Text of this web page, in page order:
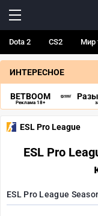
Dota 2 CS2 Мир
ИНТЕРЕСНОЕ
BETBOOM
Реклама 18+
ESL Pro League
ESL Pro
ESL Pro League